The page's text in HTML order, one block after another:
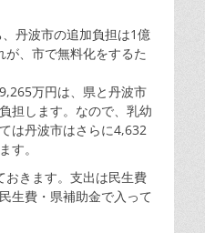
丹波市の追加負担は1億
、市で無料化をするた
万円は、県と丹波市
担します。なので、乳幼
は丹波市はさらに4,632
す。
きます。支出は民生費
生費・県補助金で入って